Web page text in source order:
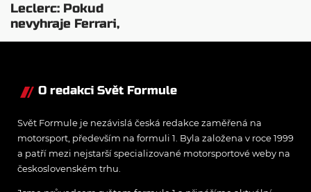
Leclerc: Pokud
nevyhraje Ferrari,
přeji titul
O redakci Svět Formule
Svět Formule je nezávislá česká redakce zaměřená na
motorsport, především na formuli 1. Byla založena v roce 1999
a patří mezi nejstarší specializované motorsportové weby na
československém trhu.